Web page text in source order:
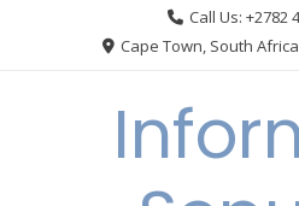
Call Us: +2782
Cape Town, South Africa